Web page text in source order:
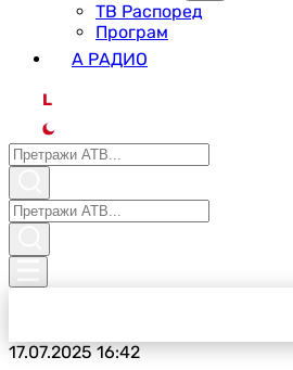
ТВ Распоред
Програм
А РАДИО
L
17.07.202516:42